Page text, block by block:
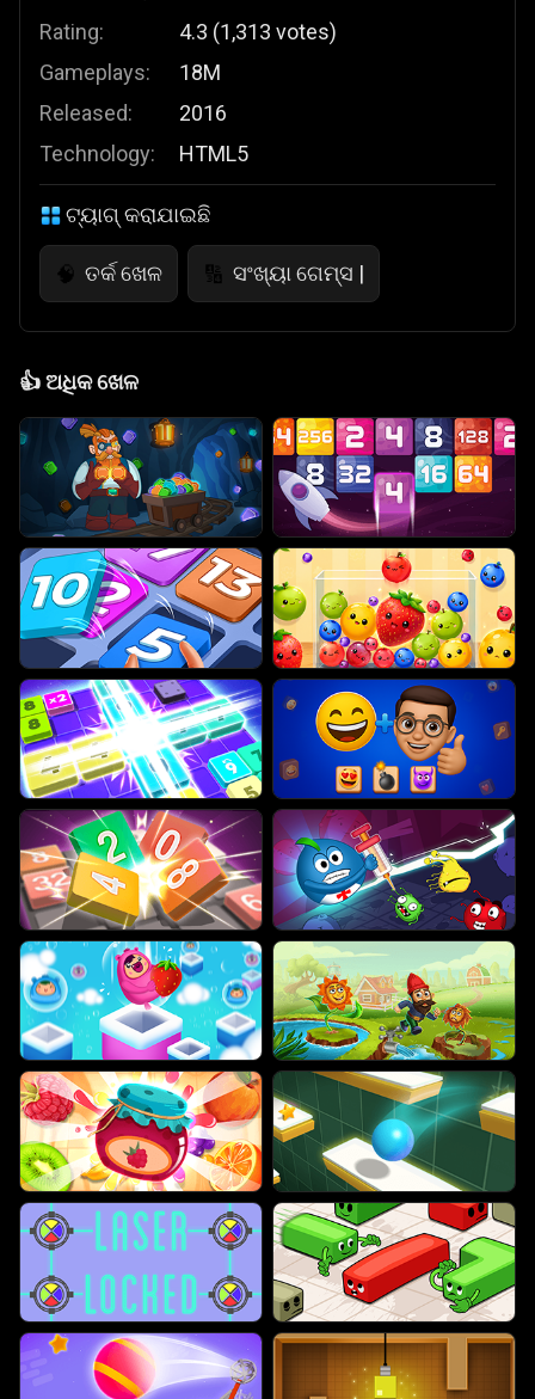
Rating:
Gameplays:
Released:
Technology:
4.3 (1,313 votes)
18M
2016
HTML5
ଟ୍ୟାଗ୍ କରାଯାଇଛି
🧠 ତର୍କ ଖେଳ 🔢 ସଂଖ୍ୟା ଗେମ୍ସ |
👍ଅଧିକ ଖେଳ